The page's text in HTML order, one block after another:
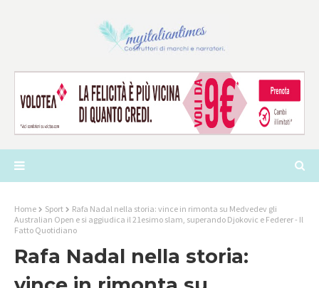
Home Sport
Rafa Nadal nella storia: vince in rimonta su Medvedev gli
Australian Open e si aggiudica il 21esimo slam, superando Djokovic e Federer - Il
Fatto Quotidiano
Rafa Nadal nella storia: